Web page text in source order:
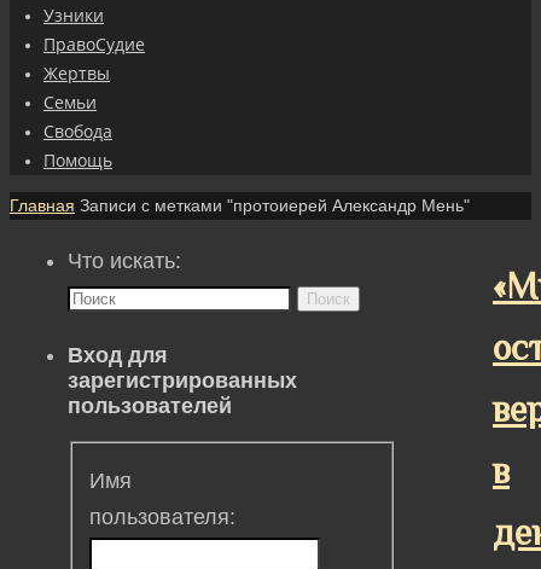
Узники
ПравоСудие
Жертвы
Семьи
Свобода
Помощь
Главная Записи с метками "протоиерей Александр Мень"
в
Что искать:
Поиск
Вход для
зарегистрированных
пользователей
Имя
пользователя: